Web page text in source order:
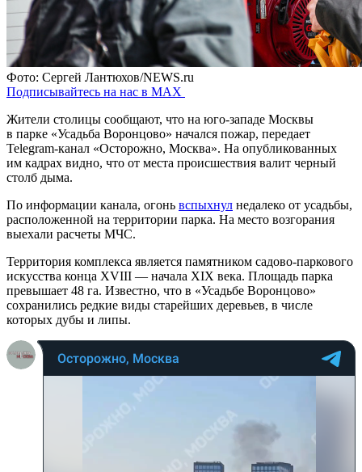
Фото: Сергей Лантюхов/NEWS.ru
Подписывайтесь на нас в MAX
Жители столицы сообщают, что на юго-западе Москвы
в парке «Усадьба Воронцово» начался пожар, передает
Telegram-канал «Осторожно, Москва». На опубликованных
им кадрах видно, что от места происшествия валит черный
столб дыма.
По информации канала, огонь вспыхнул недалеко от усадьбы,
расположенной на территории парка. На место возгорания
выехали расчеты МЧС.
Территория комплекса является памятником садово-паркового
искусства конца XVIII — начала XIX века. Площадь парка
превышает 48 га. Известно, что в «Усадьбе Воронцово»
сохранились редкие виды старейших деревьев, в числе
которых дубы и липы.